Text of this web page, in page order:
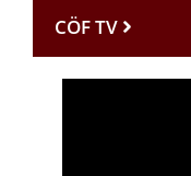
CÖF TV